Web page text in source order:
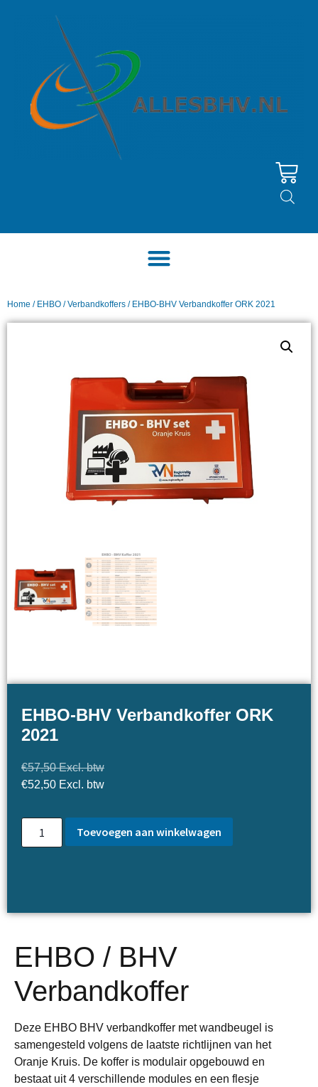
Home / EHBO /Verbandkoffers / EHBO-BHV Verbandkoffer ORK 2021
EHBO-BHV Verbandkoffer ORK
2021
€57,50Excl. btw
€52,50 Excl. btw
Toevoegen aan winkelwagen
EHBO / BHV
Verbandkoffer
Deze EHBO BHV verbandkoffer met wandbeugel is
samengesteld volgens de laatste richtlijnen van het
Oranje Kruis. De koffer is modulair opgebouwd en
bestaat uit 4 verschillende modules en een flesje